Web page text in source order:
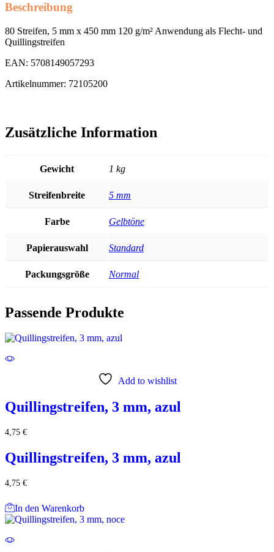
Beschreibung
80 Streifen, 5 mm x 450 mm 120 g/m² Anwendung als Flecht- und
Quillingstreifen
EAN: 5708149057293
Artikelnummer: 72105200
Zusätzliche Information
Gewicht 1 kg
Streifenbreite 5 mm
Farbe Gelbtöne
Papierauswahl Standard
Packungsgröße Normal
Passende Produkte
Add to wishlist
Quillingstreifen, 3 mm, azul
4,75 €
Quillingstreifen, 3 mm, azul
4,75 €
In den Warenkorb